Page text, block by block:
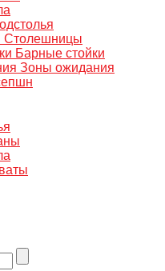
Столешницы
Барные стойки
Зоны ожидания